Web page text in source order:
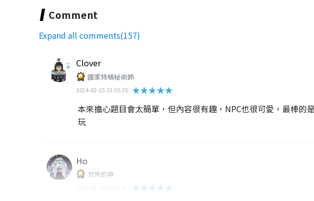
Comment
Expand all comments(157)
Clover
國家特級秘術師
2024-02-25 23:55:35 ★★★★★
本來擔心題目會太簡單，但內容很有趣，NPC也很可愛，最棒的
玩
Ho
世界的神
★★★★★